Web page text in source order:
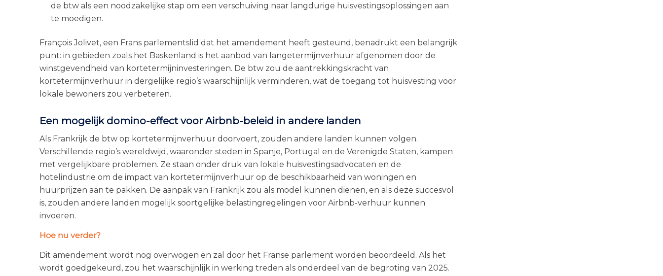
de btw als een noodzakelijke stap om een verschuiving naar langdurige huisvestingsoplossingen aan
te moedigen.
François Jolivet, een Frans parlementslid dat het amendement heeft gesteund, benadrukt een belangrijk
punt: in gebieden zoals het Baskenland is het aanbod van langetermijnverhuur afgenomen door de
winstgevendheid van kortetermijninvesteringen. De btw zou de aantrekkingskracht van
kortetermijnverhuur in dergelijke regio’s waarschijnlijk verminderen, wat de toegang tot huisvesting voor
lokale bewoners zou verbeteren.
Een mogelijk domino-effect voor Airbnb-beleid in andere landen
Als Frankrijk de btw op kortetermijnverhuur doorvoert, zouden andere landen kunnen volgen.
Verschillende regio’s wereldwijd, waaronder steden in Spanje, Portugal en de Verenigde Staten, kampen
met vergelijkbare problemen. Ze staan onder druk van lokale huisvestingsadvocaten en de
hotelindustrie om de impact van kortetermijnverhuur op de beschikbaarheid van woningen en
huurprijzen aan te pakken. De aanpak van Frankrijk zou als model kunnen dienen, en als deze succesvol
is, zouden andere landen mogelijk soortgelijke belastingregelingen voor Airbnb-verhuur kunnen
invoeren.
Hoe nu verder?
Dit amendement wordt nog overwogen en zal door het Franse parlement worden beoordeeld. Als het
wordt goedgekeurd, zou het waarschijnlijk in werking treden als onderdeel van de begroting van 2025.